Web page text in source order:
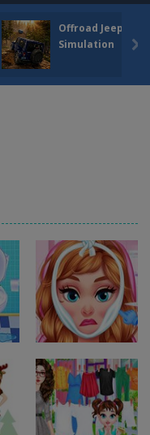
Offroad Jeep
Simulation

Ustvarjalne
igre
Princesa od
ničle do šolske
junakinje